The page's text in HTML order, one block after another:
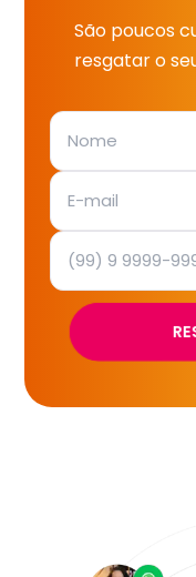
São poucos
resgatar o